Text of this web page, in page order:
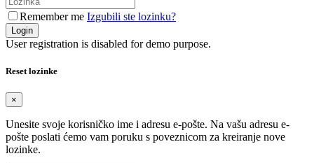
Remember me Izgubili ste lozinku?
Login
User registration is disabled for demo purpose.
Reset lozinke
×
Unesite svoje korisničko ime i adresu e-pošte. Na vašu adresu e-
pošte poslati ćemo vam poruku s poveznicom za kreiranje nove
lozinke.